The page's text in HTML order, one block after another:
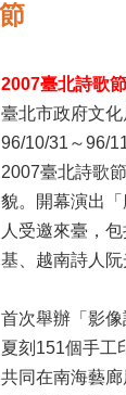
2007臺北詩歌節
臺北市政府文化
96/10/31～96/
2007臺北詩歌
貌。開幕演出
人受邀來臺，
基、越南詩人
首次舉辦「影
夏刻151個手工
共同在南海藝